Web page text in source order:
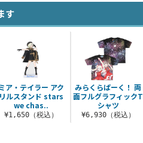
す
ア・テイラー アク
リルスタンド stars
we chas..
¥1,650（税込）
みらくらぱーく！ 両
面フルグラフィックT
シャツ
¥6,930（税込）